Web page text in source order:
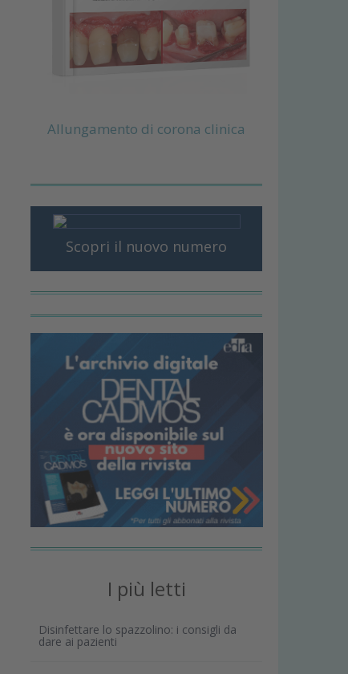
Allungamento di corona clinica
Scopri il nuovo numero
I più letti
Disinfettare lo spazzolino: i consigli da
dare ai pazienti